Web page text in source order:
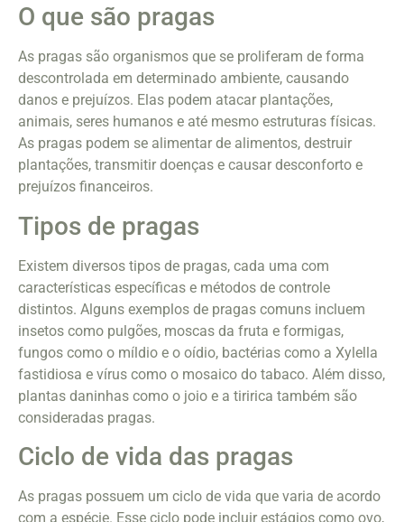
O que são pragas
As pragas são organismos que se proliferam de forma
descontrolada em determinado ambiente, causando
danos e prejuízos. Elas podem atacar plantações,
animais, seres humanos e até mesmo estruturas físicas.
As pragas podem se alimentar de alimentos, destruir
plantações, transmitir doenças e causar desconforto e
prejuízos financeiros.
Tipos de pragas
Existem diversos tipos de pragas, cada uma com
características específicas e métodos de controle
distintos. Alguns exemplos de pragas comuns incluem
insetos como pulgões, moscas da fruta e formigas,
fungos como o míldio e o oídio, bactérias como a Xylella
fastidiosa e vírus como o mosaico do tabaco. Além disso,
plantas daninhas como o joio e a tiririca também são
consideradas pragas.
Ciclo de vida das pragas
As pragas possuem um ciclo de vida que varia de acordo
com a espécie. Esse ciclo pode incluir estágios como ovo,